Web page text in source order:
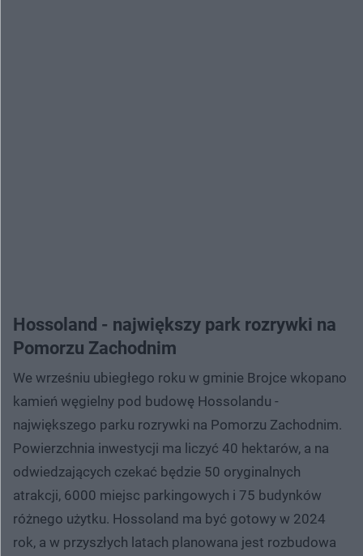
Hossoland - największy park rozrywki na
Pomorzu Zachodnim
We wrześniu ubiegłego roku w gminie Brojce wkopano
kamień węgielny pod budowę Hossolandu -
największego parku rozrywki na Pomorzu Zachodnim.
Powierzchnia inwestycji ma liczyć 40 hektarów, a na
odwiedzających czekać będzie 50 oryginalnych
atrakcji, 6000 miejsc parkingowych i 75 budynków
różnego użytku. Hossoland ma być gotowy w 2024
rok, a w przyszłych latach planowana jest rozbudowa